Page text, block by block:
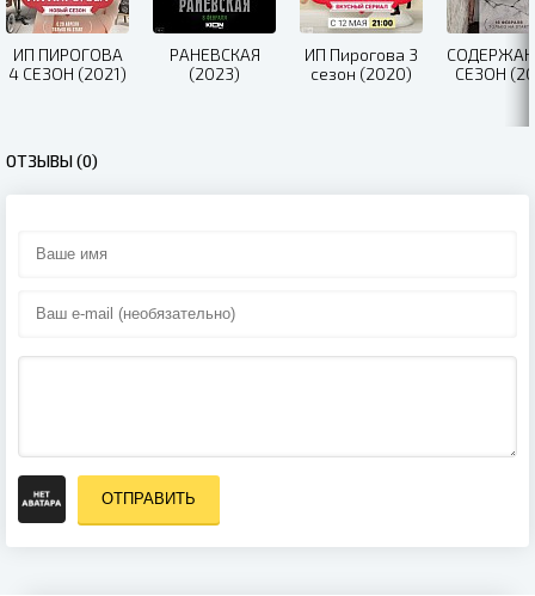
ИП ПИРОГОВА
4 СЕЗОН (2021)
РАНЕВСКАЯ
(2023)
ИП Пирогова 3
сезон (2020)
СЕЗОН
ОТЗЫВЫ (0)
ОТПРАВИТЬ